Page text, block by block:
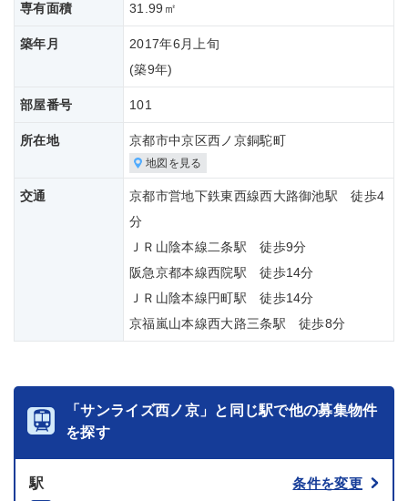
専有面積 31.99㎡
築年月
2017年6月上旬
(築9年)
部屋番号 101
所在地 京都市中京区西ノ京銅駝町
地図を見る
交通
京都市営地下鉄東西線西大路御池駅 徒歩4
分
ＪＲ山陰本線二条駅 徒歩9分
阪急京都本線西院駅 徒歩14分
ＪＲ山陰本線円町駅 徒歩14分
京福嵐山本線西大路三条駅 徒歩8分
「サンライズ西ノ京」と同じ駅で他の募集物件
を探す
駅
条件を変更